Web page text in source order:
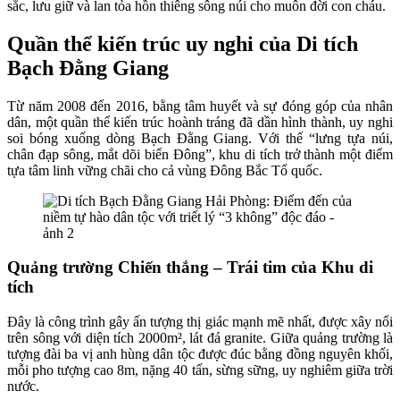
sắc, lưu giữ và lan tỏa hồn thiêng sông núi cho muôn đời con cháu.
Quần thể kiến trúc uy nghi của Di tích
Bạch Đằng Giang
Từ năm 2008 đến 2016, bằng tâm huyết và sự đóng góp của nhân
dân, một quần thể kiến trúc hoành tráng đã dần hình thành, uy nghi
soi bóng xuống dòng Bạch Đằng Giang. Với thế “lưng tựa núi,
chân đạp sông, mắt dõi biển Đông”, khu di tích trở thành một điểm
tựa tâm linh vững chãi cho cả vùng Đông Bắc Tổ quốc.
Quảng trường Chiến thắng – Trái tim của Khu di
tích
Đây là công trình gây ấn tượng thị giác mạnh mẽ nhất, được xây nổi
trên sông với diện tích 2000m², lát đá granite. Giữa quảng trường là
tượng đài ba vị anh hùng dân tộc được đúc bằng đồng nguyên khối,
mỗi pho tượng cao 8m, nặng 40 tấn, sừng sững, uy nghiêm giữa trời
nước.